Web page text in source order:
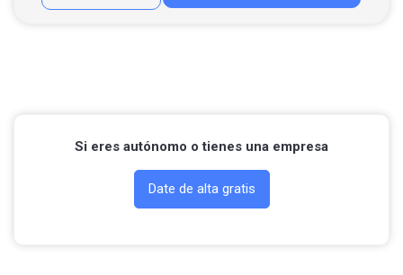
Si eres autónomo o tienes una empresa
Date de alta gratis